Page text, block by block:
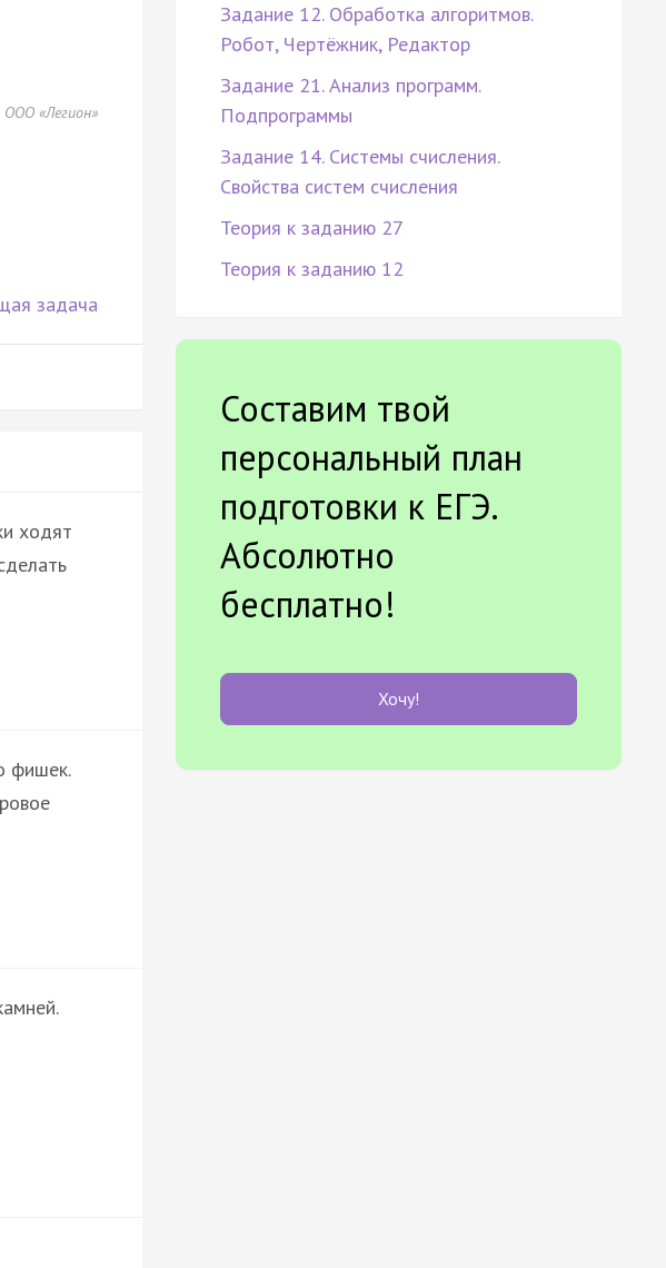
«Легион»
задача
ходят
фишек.
Задание 12. Обработка алгоритмов.
Робот, Чертёжник, Редактор
Задание 21. Анализ программ.
Подпрограммы
Задание 14. Системы счисления.
Свойства систем счисления
Теория к заданию 27
Теория к заданию 12
Составим твой
персональный план
подготовки к ЕГЭ.
Абсолютно
бесплатно!
Хочу!